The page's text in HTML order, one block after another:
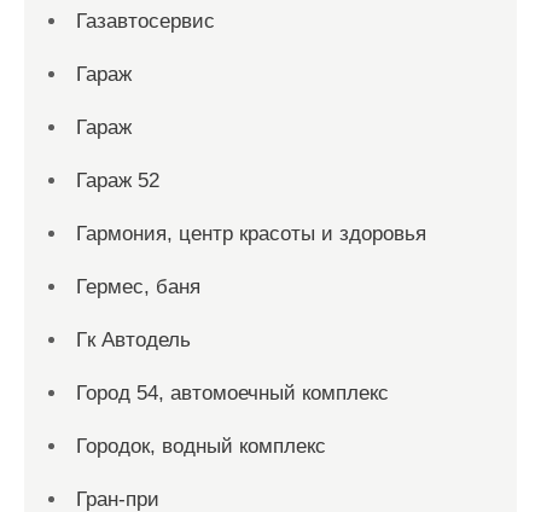
Газавтосервис
Гараж
Гараж
Гараж 52
Гармония, центр красоты и здоровья
Гермес, баня
Гк Автодель
Город 54, автомоечный комплекс
Городок, водный комплекс
Гран-при